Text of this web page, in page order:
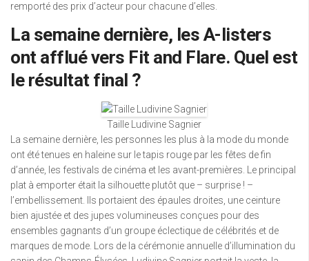
remporté des prix d’acteur pour chacune d’elles.
La semaine dernière, les A-listers
ont afflué vers Fit and Flare. Quel est
le résultat final ?
Taille Ludivine Sagnier
La semaine dernière, les personnes les plus à la mode du monde
ont été tenues en haleine sur le tapis rouge par les fêtes de fin
d’année, les festivals de cinéma et les avant-premières. Le principal
plat à emporter était la silhouette plutôt que – surprise ! –
l’embellissement. Ils portaient des épaules droites, une ceinture
bien ajustée et des jupes volumineuses conçues pour des
ensembles gagnants d’un groupe éclectique de célébrités et de
marques de mode. Lors de la cérémonie annuelle d’illumination du